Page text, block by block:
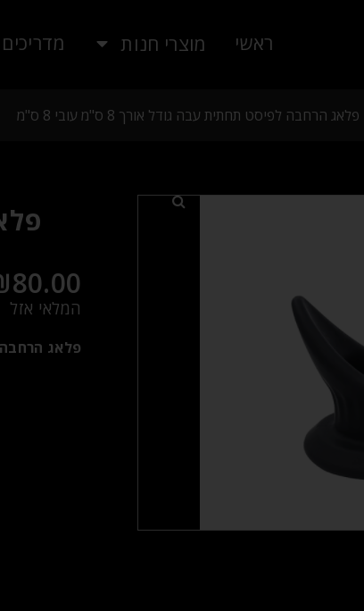
ראשי מוצרי חנות
פלאג הרחבה לפיסט תחתית עבה גודל אורך 8 ס"מ עובי 8 ס"מ
80.00
המלאי אזל
פלאג הרחבה